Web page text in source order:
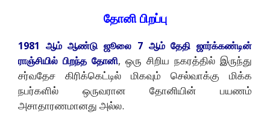
தோனி பிறப்பு
1981 ஆம் ஆண்டு ஜூலை 7 ஆம் தேதி ஜார்க்கண்டின்
ராஞ்சியில் பிறந்த தோனி, ஒரு சிறிய நகரத்தில் இருந்து
சர்வதேச கிரிக்கெட்டில் மிகவும் செல்வாக்கு மிக்க
நபர்களில் ஒருவரான தோனியின் பயணம்
அசாதாரணமானது அல்ல.